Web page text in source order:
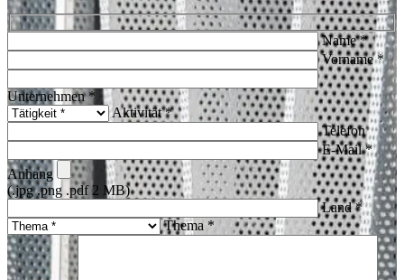
Name *
Vorname *
Unternehmen *
Aktivität *
Telefon
E-Mail *
Anhang
(.jpg .png .pdf 2 MB)
Land *
Thema *